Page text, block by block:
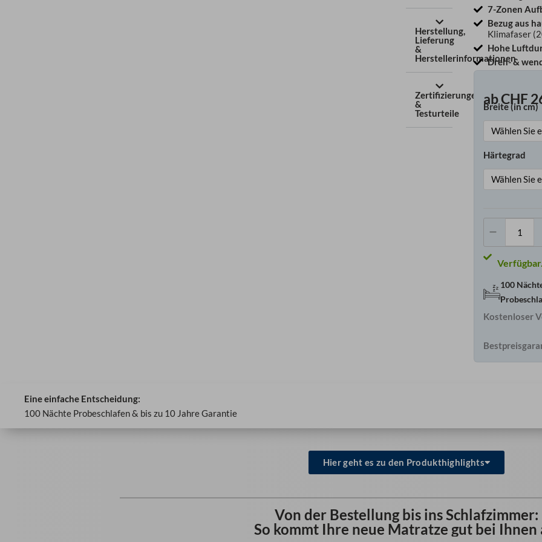
Herstellung,
Lieferung
&
Herstellerinformationen
Zertifizierungen
&
Testurteile
7-Zonen
Bezug aus
Klimafaser
Hohe
Dreh- &
abCHF
Breite (in cm)
Härtegrad
Basic
100
Kostenloser
Eine einfache Entscheidung:
100 Nächte Probeschlafen & bis zu 10 Jahre Garantie
Hier geht es zu den Produkthighlights
Von der Bestellung bis ins Schlafzimmer:
So kommt Ihre neue Matratze gut bei Ihnen